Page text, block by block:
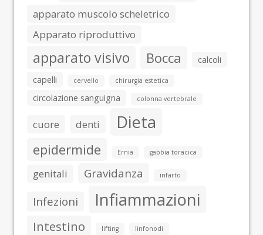
apparato muscolo scheletrico
Apparato riproduttivo
apparato visivo Bocca
calcoli
capelli
cervello chirurgia estetica
circolazione sanguigna colonna vertebrale
cuore denti Dieta
epidermide Ernia gabbia toracica
genitali Gravidanza infarto
Infezioni Infiammazioni
Intestino lifting linfonodi